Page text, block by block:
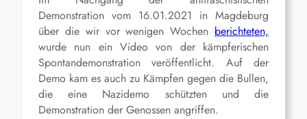
Demonstration vom 16.01.2021 in Magdeburg
über die wir vor wenigen Wochen berichteten,
wurde nun ein Video von der kämpferischen
Spontandemonstration veröffentlicht. Auf der
Demo kam es auch zu Kämpfen gegen die Bullen,
die eine Nazidemo schützten und die
Demonstration der Genossen angriffen.